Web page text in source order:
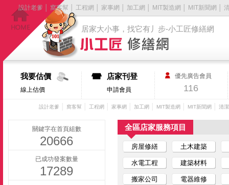
居家大小事，找它有丿步-小工匠修繕網
設計老爹 窩客幫 工程網 家事網 加工網 MIT製造網 MIT新聞網
我要估價
線上估價
店家刊登
申請會員
優先廣告會員
116
設計老爹 窩客幫 工程網 家事網 加工網 MIT製造網 MIT新聞網 清
關鍵字在首頁組數
20666
已成功發案數量
17289
全區店家服務項目
房屋修繕 土木建築
水電工程 建築材料
搬家公司 電器維修